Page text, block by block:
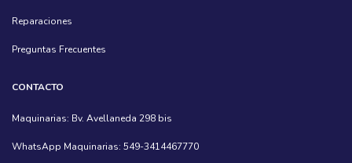
Reparaciones
Preguntas Frecuentes
CONTACTO
Maquinarias: Bv. Avellaneda 298 bis
WhatsApp Maquinarias: 549-3414467770